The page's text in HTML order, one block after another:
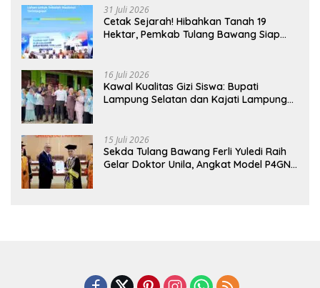
31 Juli 2026
Cetak Sejarah! Hibahkan Tanah 19
Hektar, Pemkab Tulang Bawang Siap
16 Juli 2026
Kawal Kualitas Gizi Siswa: Bupati
Lampung Selatan dan Kajati Lampung
15 Juli 2026
Sekda Tulang Bawang Ferli Yuledi Raih
Gelar Doktor Unila, Angkat Model P4GN